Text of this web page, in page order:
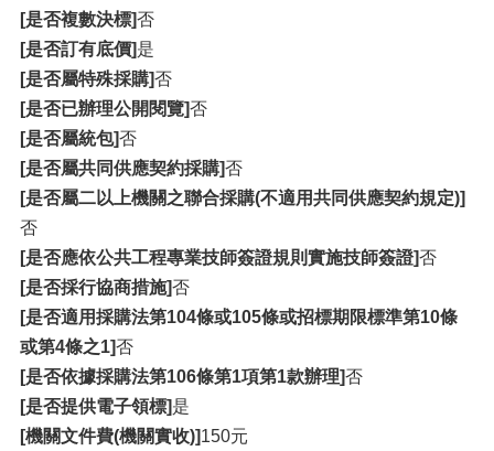
[是否複數決標]否
[是否訂有底價]是
[是否屬特殊採購]否
[是否已辦理公開閱覽]否
[是否屬統包]否
[是否屬共同供應契約採購]否
[是否屬二以上機關之聯合採購(不適用共同供應契約規定)]
否
[是否應依公共工程專業技師簽證規則實施技師簽證]否
[是否採行協商措施]否
[是否適用採購法第104條或105條或招標期限標準第10條
或第4條之1]否
[是否依據採購法第106條第1項第1款辦理]否
[是否提供電子領標]是
[機關文件費(機關實收)]150元